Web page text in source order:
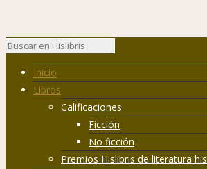
Inicio
Libros
Calificaciones
Ficción
No ficción
Premios Hislibris de literatura